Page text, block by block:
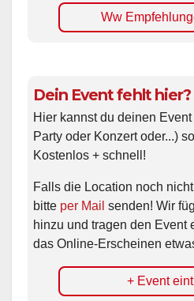
Ww
Dein Event fehlt hier?
Hier kannst du deinen
Party oder Konzert oder...)
Kostenlos + schnell!
Falls die Location noch
bitte per Mail senden! Wir
hinzu und tragen den Event
das Online-Erscheinen
+ Event